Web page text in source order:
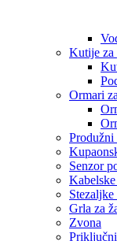
Kutije za
Ormari
Produžni
Senzor
Grla za
Zvona